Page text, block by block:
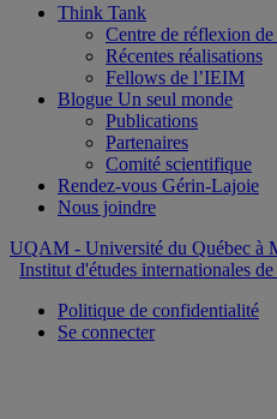
Think Tank
Centre de réflexion
Récentes réalisations
Fellows de l’IEIM
Blogue Un seul monde
Publications
Partenaires
Comité scientifique
Rendez-vous Gérin-Lajoie
Nous joindre
UQAM - Université du Québec à
Institut d'études internationales
Politique de confidentialité
Se connecter